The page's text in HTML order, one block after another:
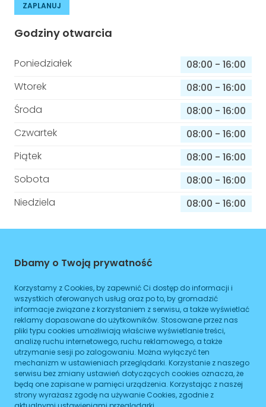
ZAPLANUJ
Godziny otwarcia
Poniedziałek 08:00 - 16:00
Wtorek
08:00 - 16:00
Środa
08:00 - 16:00
Czwartek
08:00 - 16:00
Piątek
08:00 - 16:00
Sobota
08:00 - 16:00
Niedziela
08:00 - 16:00
tym budynku
Brak podanych spraw
ZAPLANUJ
CALMA Centrum Medyczne Oliwa
Aleja Grunwaldzka 492
Dbamy o Twoją prywatność
Korzystamy z Cookies, by zapewnić Ci dostęp do informacji i
wszystkich oferowanych usług oraz po to, by gromadzić
informacje związane z korzystaniem z serwisu, a także wyświetlać
reklamy dopasowane do użytkowników. Stosowane przez nas
pliki typu cookies umożliwiają właściwe wyświetlanie treści,
analizę ruchu internetowego, ruchu reklamowego, a także
utrzymanie sesji po zalogowaniu. Można wyłączyć ten
mechanizm w ustawieniach przeglądarki. Korzystanie z naszego
serwisu bez zmiany ustawień dotyczących cookies oznacza, że
będą one zapisane w pamięci urządzenia. Korzystając z naszej
strony wyrażasz zgodę na używanie Cookies, zgodnie z